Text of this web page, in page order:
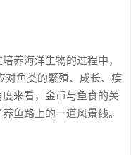
养海洋生物的过程中，
对鱼类的繁殖、成长、疾
来看，金币与鱼食的关
鱼路上的一道风景线。